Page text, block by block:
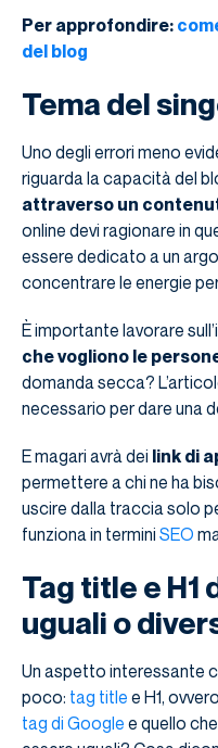
Per approfondire:
del blog
Tema del
Uno degli errori meno
riguarda la capacità del
attraverso un
online devi ragionare in
essere dedicato a un
concentrare le energie
È importante lavorare
che vogliono le
domanda secca?
necessario per dare una
E magari avrà dei link di
permettere a chi ne ha
uscire dalla traccia solo
funziona in termini SEO
Tag title e H1
uguali o
Un aspetto interessante
poco: tag title e H1,
tag di Google e quello